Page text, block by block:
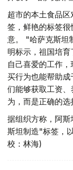
超市的本土食品
签，鲜艳的标签
意。 "哈萨克斯坦
明标示，祖国培
自己喜爱的工作
买行为也能帮助
们能够获取工资
为，而是正确的选
据组织方称，阿
斯坦制造"标签，
校：林海)